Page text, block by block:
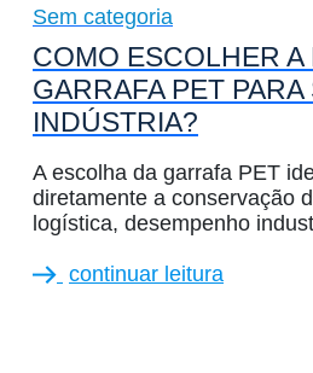
Sem categoria
COMO ESCOLHER A
GARRAFA PET PARA
INDÚSTRIA?
A escolha da garrafa PET
diretamente a conservação
logística, desempenho
continuar leitura